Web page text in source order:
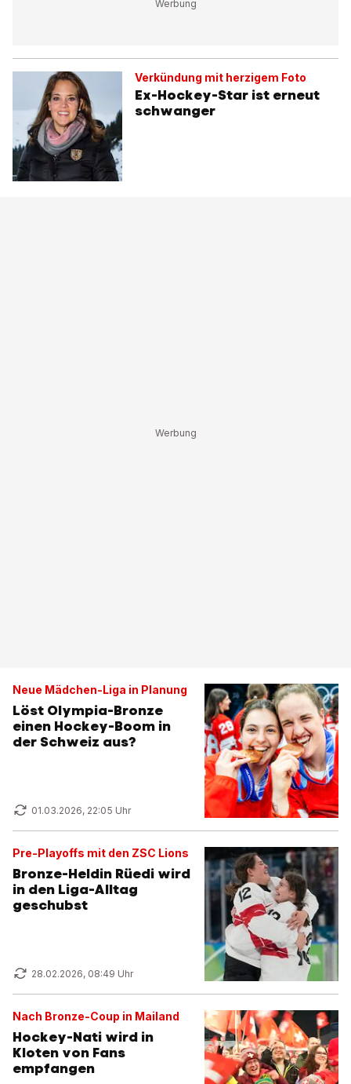
Verkündung mit herzigem Foto
Ex-Hockey-Star ist erneut
schwanger
Neue Mädchen-Liga in Planung
Löst Olympia-Bronze
einen Hockey-Boom in
der Schweiz aus?
01.03.2026, 22:05 Uhr
Pre-Playoffs mit den ZSC Lions
Bronze-Heldin Rüedi wird
in den Liga-Alltag
geschubst
28.02.2026, 08:49 Uhr
Nach Bronze-Coup in Mailand
Hockey-Nati wird in
Kloten von Fans
empfangen